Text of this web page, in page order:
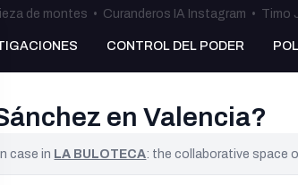
de montes • Curanderos IA Instagram • Timo
CONTROL DEL PODER
en Valencia?
case in LA BULOTECA: the collaborative space